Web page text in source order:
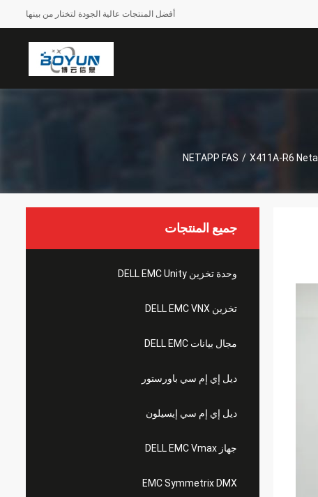
أفضل المنتجات عالية الجودة لتختار من بينها
NETAPP FAS / X411A-R6
جميع المنتجات
وحدة تخزين DELL EMC Unity
تخزين DELL EMC VNX
مجال بيانات DELL EMC
ديل إي إم سي باورستور
ديل إي إم سي إيسيلون
جهاز DELL EMC Vmax
EMC Symmetrix DMX